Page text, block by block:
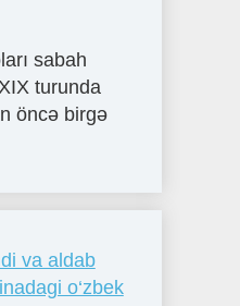
sabah
turunda
öncə birgə
va aldab
o‘zbek